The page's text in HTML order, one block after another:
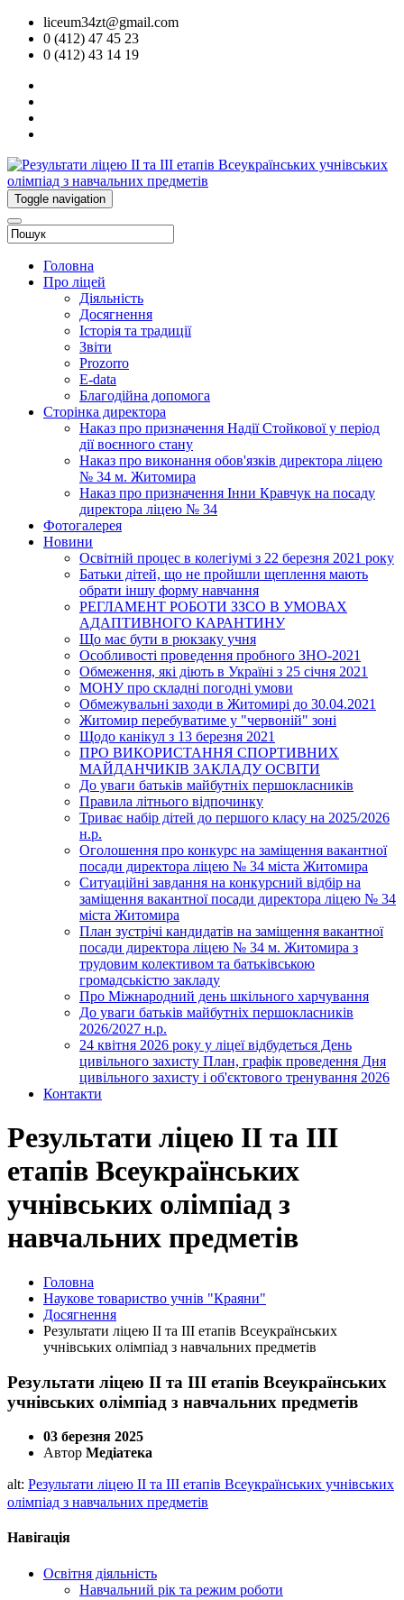
liceum34zt@gmail.com
0 (412) 47 45 23
0 (412) 43 14 19
Toggle navigation
Головна
Про ліцей
Діяльність
Досягнення
Історія та традиції
Звіти
Prozorro
E-data
Благодійна допомога
Сторінка директора
Наказ про призначення Надії Стойкової у період
дії воєнного стану
Наказ про виконання обов'язків директора ліцею
№ 34 м. Житомира
Наказ про призначення Інни Кравчук на посаду
директора ліцею № 34
Фотогалерея
Новини
Освітній процес в колегіумі з 22 березня 2021 року
Батьки дітей, що не пройшли щеплення мають
обрати іншу форму навчання
РЕГЛАМЕНТ РОБОТИ ЗЗСО В УМОВАХ
АДАПТИВНОГО КАРАНТИНУ
Що має бути в рюкзаку учня
Особливості проведення пробного ЗНО-2021
Обмеження, які діють в Україні з 25 січня 2021
МОНУ про складні погодні умови
Обмежувальні заходи в Житомирі до 30.04.2021
Житомир перебуватиме у "червоній" зоні
Щодо канікул з 13 березня 2021
ПРО ВИКОРИСТАННЯ СПОРТИВНИХ
МАЙДАНЧИКІВ ЗАКЛАДУ ОСВІТИ
До уваги батьків майбутніх першокласників
Правила літнього відпочинку
Триває набір дітей до першого класу на 2025/2026
н.р.
Оголошення про конкурс на заміщення вакантної
посади директора ліцею № 34 міста Житомира
Ситуаційні завдання на конкурсний відбір на
заміщення вакантної посади директора ліцею № 34
міста Житомира
План зустрічі кандидатів на заміщення вакантної
посади директора ліцею № 34 м. Житомира з
трудовим колективом та батьківською
громадськістю закладу
Про Міжнародний день шкільного харчування
До уваги батьків майбутніх першокласників
2026/2027 н.р.
24 квітня 2026 року у ліцеї відбудеться День
цивільного захисту План, графік проведення Дня
цивільного захисту і об'єктового тренування 2026
Контакти
Результати ліцею ІІ та ІІІ
етапів Всеукраїнських
учнівських олімпіад з
навчальних предметів
Головна
Наукове товариство учнів "Краяни"
Досягнення
Результати ліцею ІІ та ІІІ етапів Всеукраїнських
учнівських олімпіад з навчальних предметів
Результати ліцею ІІ та ІІІ етапів Всеукраїнських
учнівських олімпіад з навчальних предметів
03 березня 2025
Автор Медіатека
alt: Результати ліцею ІІ та ІІІ етапів Всеукраїнських учнівських
олімпіад з навчальних предметів
Навігація
Освітня діяльність
Навчальний рік та режим роботи